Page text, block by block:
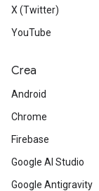
X (Twitter)
YouTube
Crea
Android
Chrome
Firebase
Google AI Studio
Google Antigravity